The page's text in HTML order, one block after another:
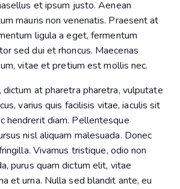
et ipsum justo. Aenean
mauris non venenatis. Praesent at
ligula a eget, fermentum
sed dui et rhoncus. Maecenas
vitae et pretium est mollis nec.
dictum at pharetra pharetra, vulputate
varius quis facilisis vitae, iaculis sit
hendrerit diam. Pellentesque
nisl aliquam malesuada. Donec
Vivamus tristique, odio non
purus quam dictum elit, vitae
et urna. Nulla sed blandit ante, eu